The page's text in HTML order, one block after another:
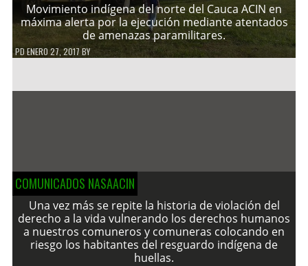
Movimiento indígena del norte del Cauca ACIN en
máxima alerta por la ejecución mediante atentados
de amenazas paramilitares.
PDENERO 27, 2017 BY
COMUNICADOS NASAACIN
Una vez más se repite la historia de violación del
derecho a la vida vulnerando los derechos humanos
a nuestros comuneros y comuneras colocando en
riesgo los habitantes del resguardo indígena de
huellas.